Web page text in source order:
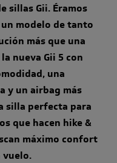
sillas Gii. Éramos
modelo de tanto
más que una
nueva Gii 5 con
una
y un airbag más
silla perfecta para
que hacen hike &
máximo confort
vuelo.